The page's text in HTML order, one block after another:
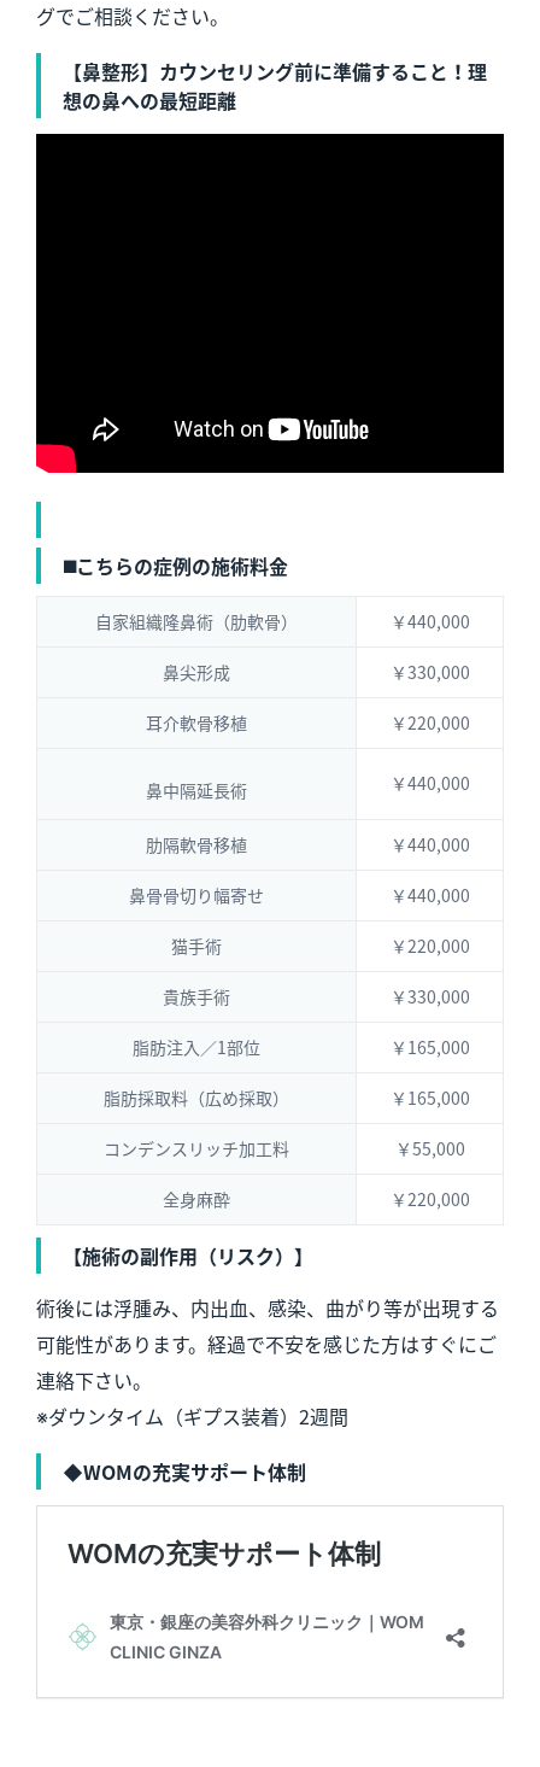
グでご相談ください。
【鼻整形】カウンセリング前に準備すること！理
想の鼻への最短距離
◼️こちらの症例の施術料金
自家組織隆鼻術（肋軟骨） ￥440,000
鼻尖形成 ￥330,000
耳介軟骨移植 ￥220,000
鼻中隔延長術 ￥440,000
肋隔軟骨移植 ￥440,000
鼻骨骨切り幅寄せ ￥440,000
猫手術 ￥220,000
貴族手術 ￥330,000
脂肪注入／1部位 ￥165,000
脂肪採取料（広め採取） ￥165,000
コンデンスリッチ加工料 ￥55,000
全身麻酔 ￥220,000
【施術の副作用（リスク）】
術後には浮腫み、内出血、感染、曲がり等が出現する
可能性があります。経過で不安を感じた方はすぐにご
連絡下さい。
※ダウンタイム（ギプス装着）2週間
◆WOMの充実サポート体制